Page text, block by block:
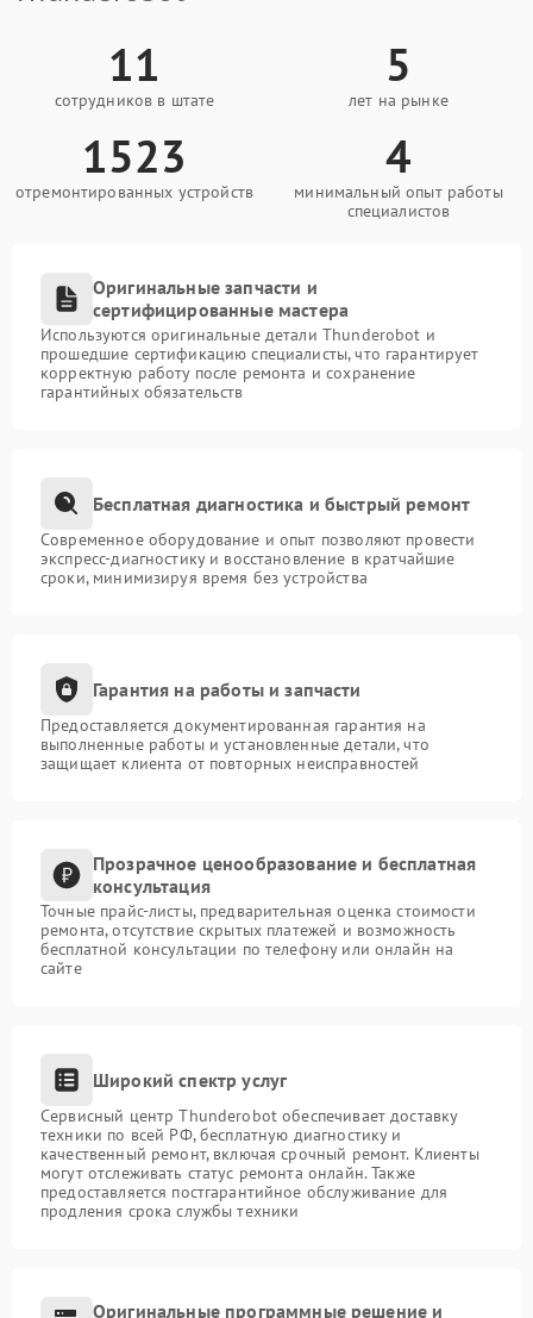
11
сотрудников в штате
5
лет на рынке
1523
отремонтированных устройств
4
минимальный опыт работы
специалистов
Оригинальные запчасти и
сертифицированные мастера
Используются оригинальные детали Thunderobot и
прошедшие сертификацию специалисты, что гарантирует
корректную работу после ремонта и сохранение
гарантийных обязательств
Бесплатная диагностика и быстрый ремонт
Современное оборудование и опыт позволяют провести
экспресс-диагностику и восстановление в кратчайшие
сроки, минимизируя время без устройства
Гарантия на работы и запчасти
Предоставляется документированная гарантия на
выполненные работы и установленные детали, что
защищает клиента от повторных неисправностей
Прозрачное ценообразование и бесплатная
консультация
Точные прайс-листы, предварительная оценка стоимости
ремонта, отсутствие скрытых платежей и возможность
бесплатной консультации по телефону или онлайн на
сайте
Широкий спектр услуг
Сервисный центр Thunderobot обеспечивает доставку
техники по всей РФ, бесплатную диагностику и
качественный ремонт, включая срочный ремонт. Клиенты
могут отслеживать статус ремонта онлайн. Также
предоставляется постгарантийное обслуживание для
продления срока службы техники
Оригинальные программные решение и